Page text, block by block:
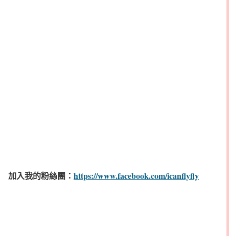
加入我的粉絲團： https://www.facebook.com/icanflyfly